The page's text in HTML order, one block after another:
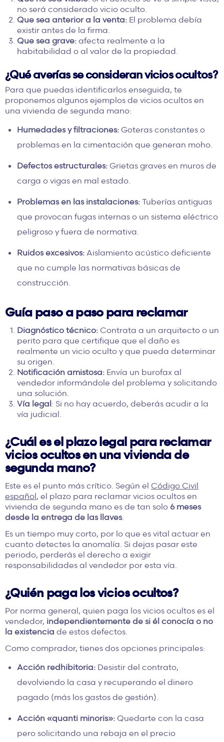
no será considerado vicio oculto.
Que sea anterior a la venta: El problema debía
existir antes de la firma.
Que sea grave: afecta realmente a la
habitabilidad o al valor de la propiedad.
¿Qué averías se consideran vicios ocultos?
Para que puedas identificarlos enseguida, te
proponemos algunos ejemplos de vicios ocultos en
una vivienda de segunda mano:
Humedades y filtraciones: Goteras constantes o
problemas en la cimentación que generan moho.
Defectos estructurales: Grietas graves en muros de
carga o vigas en mal estado.
Problemas en las instalaciones: Tuberías antiguas
que provocan fugas internas o un sistema eléctrico
peligroso y fuera de normativa.
Ruidos excesivos: Aislamiento acústico deficiente
que no cumple las normativas básicas de
construcción.
Guía paso a paso para reclamar
Diagnóstico técnico: Contrata a un arquitecto o un
perito para que certifique que el daño es
realmente un vicio oculto y que pueda determinar
su origen.
Notificación amistosa: Envía un burofax al
vendedor informándole del problema y solicitando
una solución.
Vía legal: Si no hay acuerdo, deberás acudir a la
vía judicial.
¿Cuál es el plazo legal para reclamar
vicios ocultos en una vivienda de
segunda mano?
Este es el punto más crítico. Según el Código Civil
español, el plazo para reclamar vicios ocultos en
vivienda de segunda mano es de tan solo 6 meses
desde la entrega de las llaves.
Es un tiempo muy corto, por lo que es vital actuar en
cuanto detectes la anomalía. Si dejas pasar este
periodo, perderás el derecho a exigir
responsabilidades al vendedor por esta vía.
¿Quién paga los vicios ocultos?
Por norma general, quien paga los vicios ocultos es el
vendedor, independientemente de si él conocía o no
la existencia de estos defectos.
Como comprador, tienes dos opciones principales:
Acción redhibitoria: Desistir del contrato,
devolviendo la casa y recuperando el dinero
pagado (más los gastos de gestión).
Acción «quanti minoris»: Quedarte con la casa
pero solicitando una rebaja en el precio